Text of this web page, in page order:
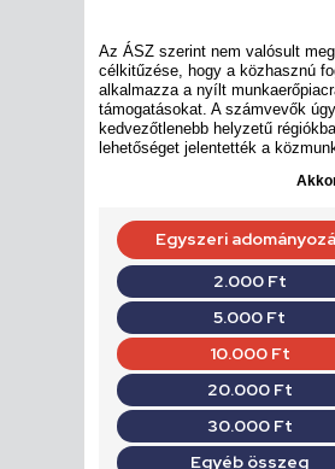
Az ÁSZ szerint nem valósult
célkitűzése, hogy a közhasznú
alkalmazza a nyílt
támogatásokat. A számvevők
kedvezőtlenebb helyzetű
lehetőséget jelentették a